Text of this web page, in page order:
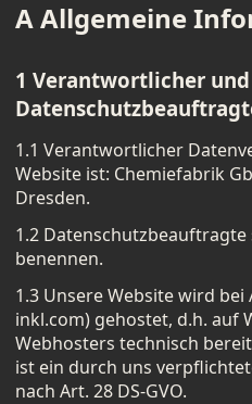
A Allgemeine
1 Verantwortlicher und
1.1 Verantwortlicher
Website ist: Chemiefabrik
Dresden.
1.2
benennen.
1.3 Unsere Website wird bei
inkl.com) gehostet, d.h. auf
Webhosters technisch
ist ein durch uns
nach Art. 28 DS-GVO.